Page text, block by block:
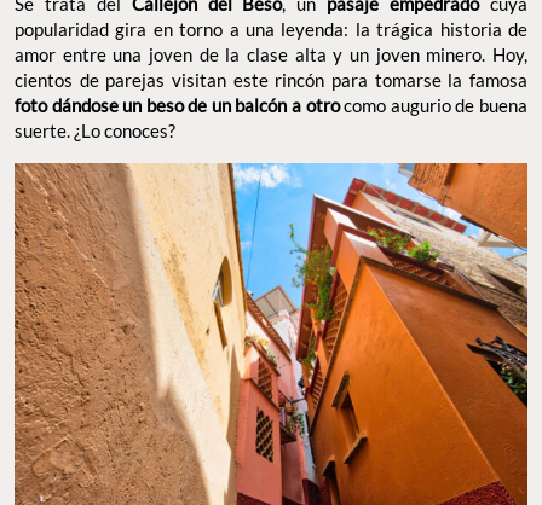
popularidad gira en torno a una leyenda: la trágica historia de
amor entre una joven de la clase alta y un joven minero. Hoy,
cientos de parejas visitan este rincón para tomarse la famosa
foto dándose un beso de un balcón a otrocomo augurio de buena
suerte. ¿Lo conoces?